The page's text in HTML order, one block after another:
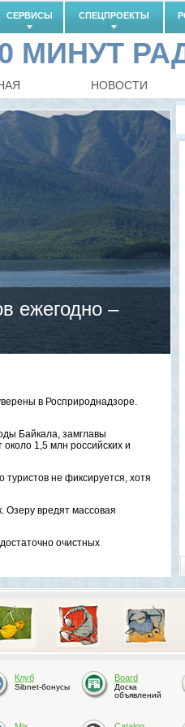
СЕРВИСЫ СПЕЦПРОЕКТЫ
МИНУТ
НОВОСТИ
ежегодно –
в Росприроднадзоре.
Байкала, замглавы
1,5 млн российских и
не фиксируется, хотя
Озеру вредят массовая
очистных
Клуб
Sibnet-бонусы
Board
Доска
объявлений